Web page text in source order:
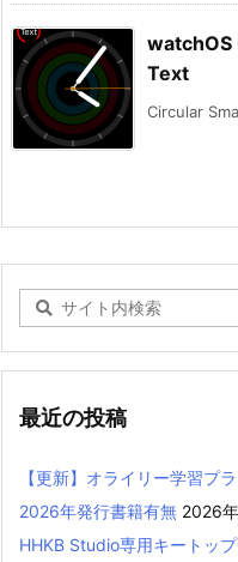
watchOS
Text
Circular
最近の投稿
【更新】オライリー学習プ
2026年発行書籍有無 2026
HHKB Studio専用キートッ